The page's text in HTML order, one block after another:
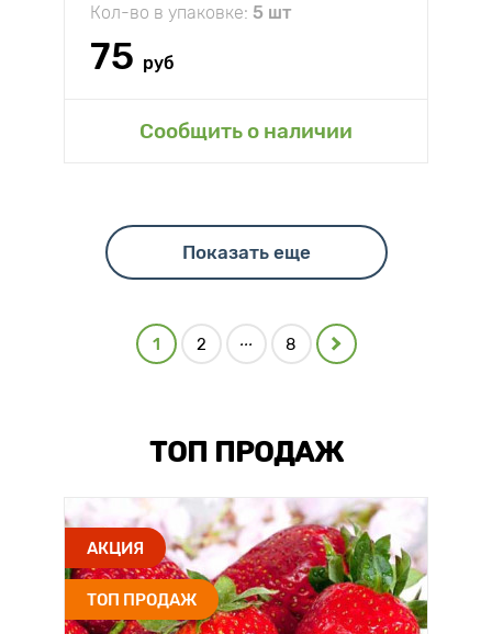
Кол-во в упаковке: 5 шт
75 руб
Сообщить о наличии
Показать еще
1 2 ... 8
ТОП ПРОДАЖ
АКЦИЯ
ТОП ПРОДАЖ